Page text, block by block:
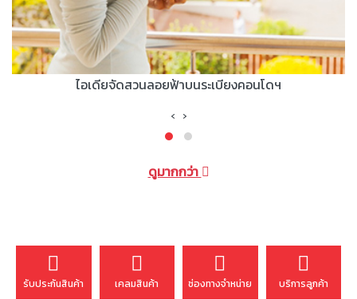
ไอเดียจัดสวนลอยฟ้าบนระเบียงคอนโดฯ
‹ ›
ดูมากกว่า
รับประกันสินค้า เคลมสินค้า ช่องทางจำหน่าย บริการลูกค้า